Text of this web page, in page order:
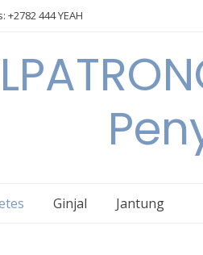
+2782 444 YEAH
Ginjal Jantung